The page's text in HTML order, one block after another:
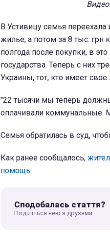
В Устивицу семья
жилье, а потом за 8 тыс.
полгода после покупки, в
государства. Теперь с них
Украины, тот, кто имеет
"22 тысячи мы теперь
оплачивали коммунальные.
Семья обратилась в суд,
Как ранее сообщалось,
помощь.
Сподобалась стаття?
Поділіться нею з друзями